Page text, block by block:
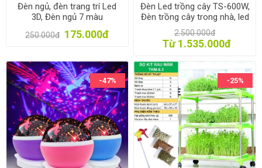
Đèn ngủ, đèn trang trí Led
3D, Đèn ngủ 7 màu
250.000đ 175.000đ
Đèn Led trồng cây TS-600W,
Đèn trồng cây trong nhà, led
grow light
2.500.000đ
Từ 1.535.000đ
-47% -25%